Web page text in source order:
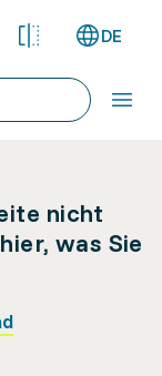
DE
nicht
was Sie